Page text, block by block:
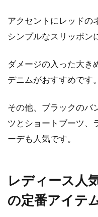
アクセントにレッドの
シンプルなスリッポン
ダメージの入った大き
デニムがおすすめです。
その他、ブラックのバ
ツとショートブーツ、
ーデも人気です。
レディース人
の定番アイテ